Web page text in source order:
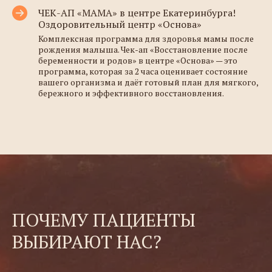
ЧЕК-АП «МАМА» в центре Екатеринбурга!
Оздоровительный центр «Основа»
Комплексная программа для здоровья мамы после
рождения малыша. Чек-ап «Восстановление после
беременности и родов» в центре «Основа» — это
программа, которая за 2 часа оценивает состояние
вашего организма и даёт готовый план для мягкого,
бережного и эффективного восстановления.
ПОЧЕМУ ПАЦИЕНТЫ
ВЫБИРАЮТ НАС?